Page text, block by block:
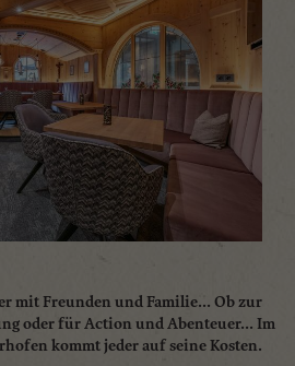
mit Freunden und Familie... Ob zur
oder für Action und Abenteuer... Im
kommt jeder auf seine Kosten.